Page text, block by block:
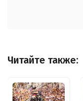
Читайте также: